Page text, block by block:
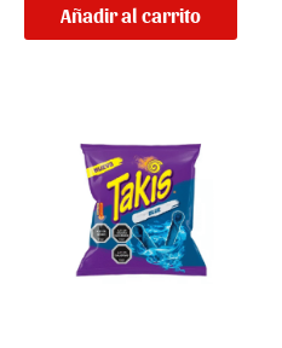
Añadir al carrito